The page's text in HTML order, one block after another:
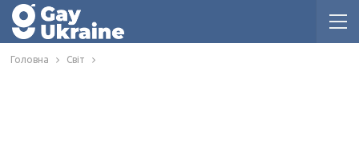
Головна Світ